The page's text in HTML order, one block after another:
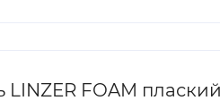
FOAM